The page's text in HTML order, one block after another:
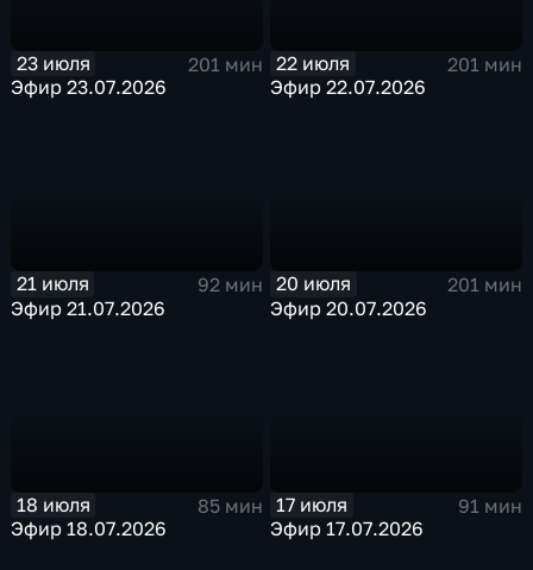
23 июля
201 мин
Эфир 23.07.2026
22 июля
201 мин
Эфир 22.07.2026
21 июля
92 мин
Эфир 21.07.2026
20 июля
201 мин
Эфир 20.07.2026
18 июля
85 мин
Эфир 18.07.2026
17 июля
91 мин
Эфир 17.07.2026